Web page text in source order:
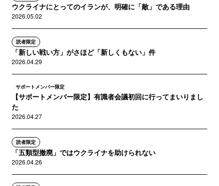
ウクライナにとってのイランが、明確に「敵」である理由
2026.05.02
読者限定
「新しい戦い方」がさほど「新しくもない」件
2026.04.29
サポートメンバー限定
【サポートメンバー限定】有識者会議初回に行ってまいりまし
た
2026.04.27
読者限定
「五類型撤廃」ではウクライナを助けられない
2026.04.26